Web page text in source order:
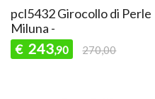
pcl5432 Girocollo di Perle
Miluna -
€ 243,90 270,00